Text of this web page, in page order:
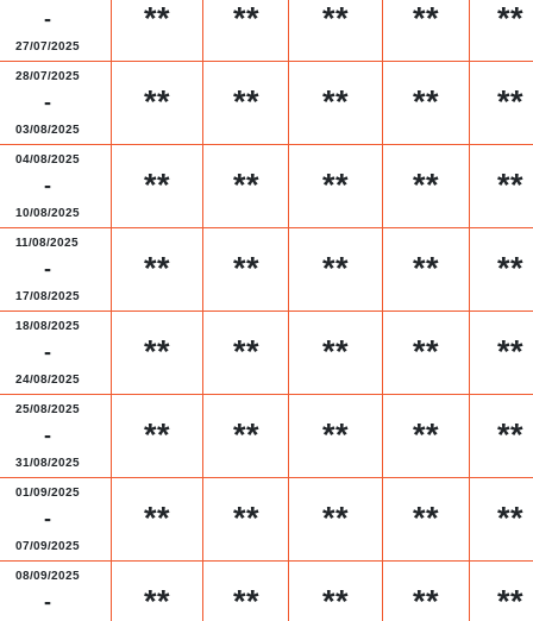
-
27/07/2025
** ** ** ** **
28/07/2025
-
03/08/2025
** ** ** ** **
04/08/2025
-
10/08/2025
** ** ** ** **
11/08/2025
-
17/08/2025
** ** ** ** **
18/08/2025
-
24/08/2025
** ** ** ** **
25/08/2025
-
31/08/2025
** ** ** ** **
01/09/2025
-
07/09/2025
** ** ** ** **
08/09/2025
- ** ** ** ** **